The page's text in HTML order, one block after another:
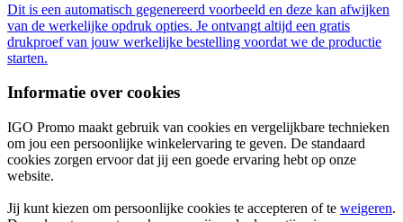
Dit is een automatisch gegenereerd voorbeeld en deze kan afwijken
van de werkelijke opdruk opties. Je ontvangt altijd een gratis
drukproef van jouw werkelijke bestelling voordat we de productie
starten.
Informatie over cookies
IGO Promo maakt gebruik van cookies en vergelijkbare technieken
om jou een persoonlijke winkelervaring te geven. De standaard
cookies zorgen ervoor dat jij een goede ervaring hebt op onze
website.
Jij kunt kiezen om persoonlijke cookies te accepteren of te weigeren.